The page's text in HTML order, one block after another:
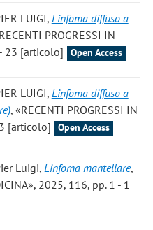
LUIGI, Linfoma diffuso a
PROGRESSI IN
23 [articolo]
Open Access
LUIGI, Linfoma diffuso a
, «RECENTI PROGRESSI IN
[articolo]
Open Access
Luigi, Linfoma mantellare,
2025, 116, pp. 1 - 1